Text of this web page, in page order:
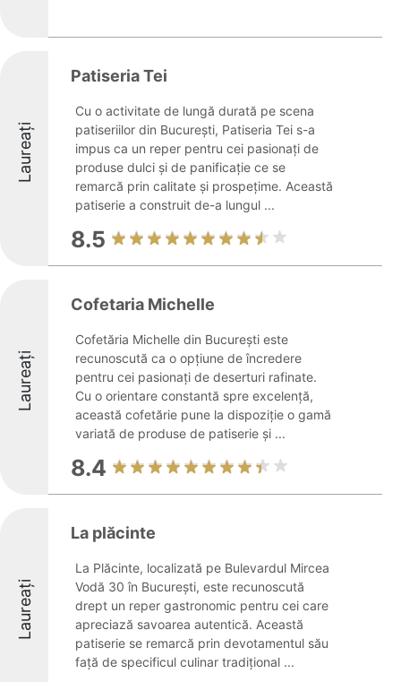
Laureați
Patiseria Tei
Cu o activitate de lungă durată pe scena
patiseriilor din București, Patiseria Tei s-a
impus ca un reper pentru cei pasionați de
produse dulci și de panificație ce se
remarcă prin calitate și prospețime. Această
patiserie a construit de-a lungul ...
8.5
Laureați
Cofetaria Michelle
Cofetăria Michelle din București este
recunoscută ca o opțiune de încredere
pentru cei pasionați de deserturi rafinate.
Cu o orientare constantă spre excelență,
această cofetărie pune la dispoziție o gamă
variată de produse de patiserie și ...
8.4
Laureați
La plăcinte
La Plăcinte, localizată pe Bulevardul Mircea
Vodă 30 în București, este recunoscută
drept un reper gastronomic pentru cei care
apreciază savoarea autentică. Această
patiserie se remarcă prin devotamentul său
față de specificul culinar tradițional ...